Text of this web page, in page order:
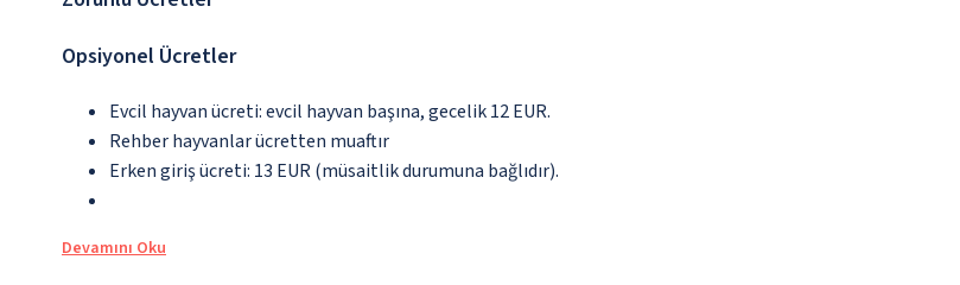
Opsiyonel Ücretler
Evcil hayvan ücreti: evcil hayvan başına, gecelik 12 EUR.
Rehber hayvanlar ücretten muaftır
Erken giriş ücreti: 13 EUR (müsaitlik durumuna bağlıdır).
Devamını Oku